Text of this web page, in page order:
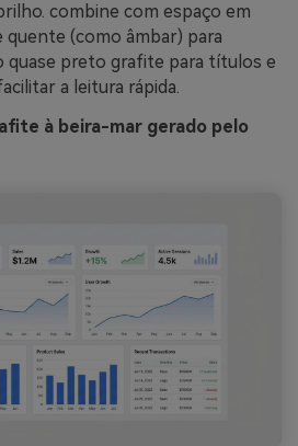
combine com espaço em
quente (como âmbar) para
quase preto grafite para títulos e
a leitura rápida.
à beira-mar gerado pelo